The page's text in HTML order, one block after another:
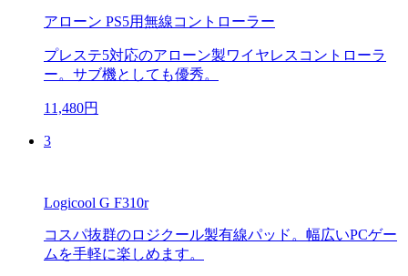
アローン PS5用無線コントローラー
プレステ5対応のアローン製ワイヤレスコントローラ
ー。サブ機としても優秀。
11,480円
3
Logicool G F310r
コスパ抜群のロジクール製有線パッド。幅広いPCゲー
ムを手軽に楽しめます。